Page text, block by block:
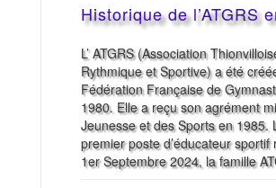
Historique de l’ATGRS
L’ ATGRS (Association
Rythmique et Sportive) a été
Fédération Française de
1980. Elle a reçu son agrément
Jeunesse et des Sports en 1985.
premier poste d’éducateur
1er Septembre 2024, la famille